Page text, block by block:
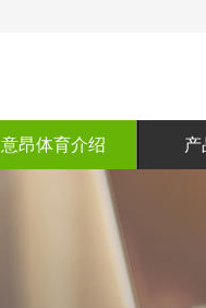
意昂体育介绍 产